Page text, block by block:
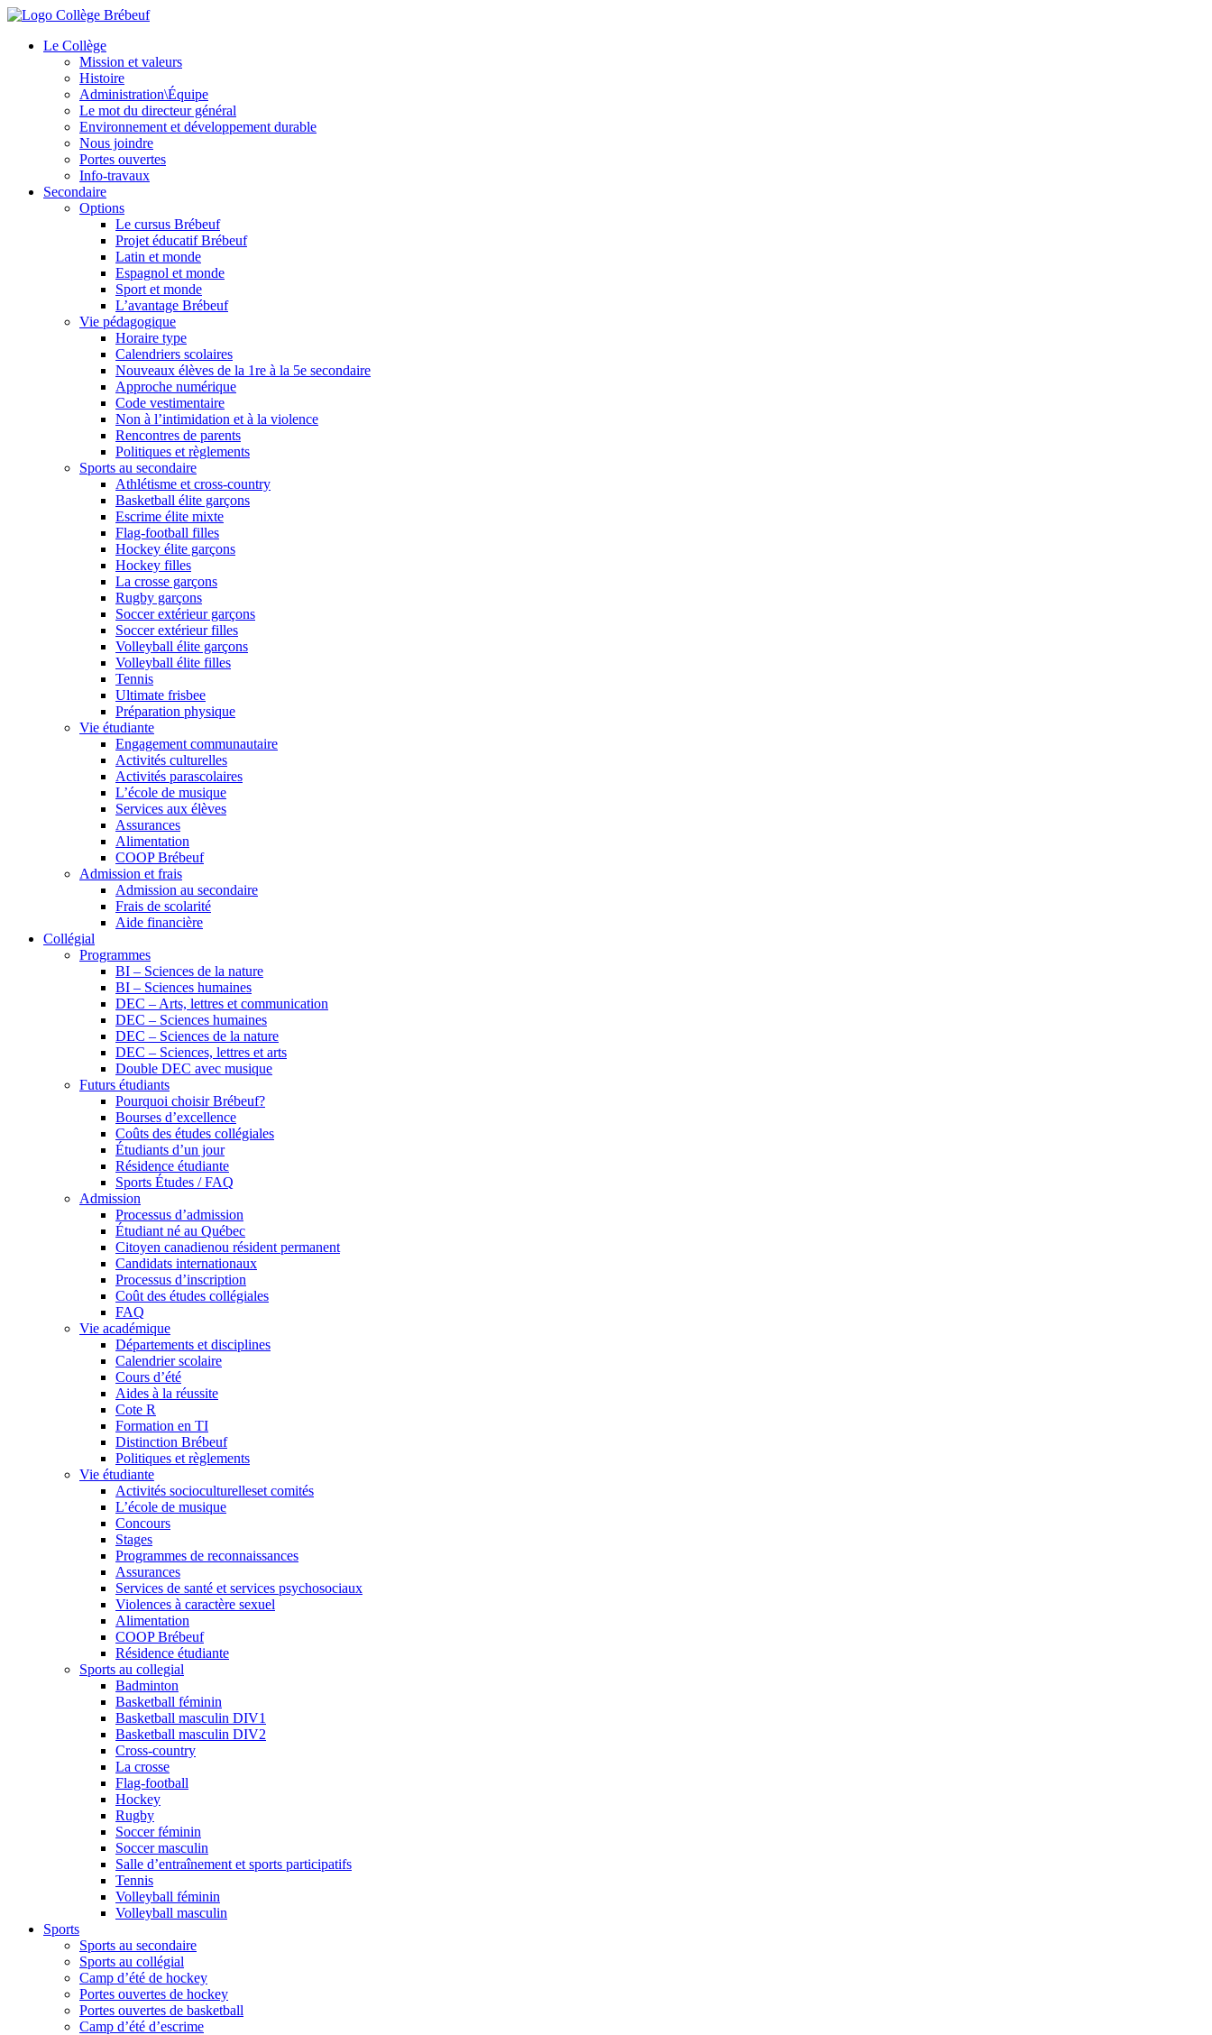
Le Collège
Mission et valeurs
Histoire
Administration\Équipe
Le mot du directeur général
Environnement et développement durable
Nous joindre
Portes ouvertes
Info-travaux
Secondaire
Options
Le cursus Brébeuf
Projet éducatif Brébeuf
Latin et monde
Espagnol et monde
Sport et monde
L’avantage Brébeuf
Vie pédagogique
Horaire type
Calendriers scolaires
Nouveaux élèves de la 1re à la 5e secondaire
Approche numérique
Code vestimentaire
Non à l’intimidation et à la violence
Rencontres de parents
Politiques et règlements
Sports au secondaire
Athlétisme et cross-country
Basketball élite garçons
Escrime élite mixte
Flag-football filles
Hockey élite garçons
Hockey filles
La crosse garçons
Rugby garçons
Soccer extérieur garçons
Soccer extérieur filles
Volleyball élite garçons
Volleyball élite filles
Tennis
Ultimate frisbee
Préparation physique
Vie étudiante
Engagement communautaire
Activités culturelles
Activités parascolaires
L’école de musique
Services aux élèves
Assurances
Alimentation
COOP Brébeuf
Admission et frais
Admission au secondaire
Frais de scolarité
Aide financière
Collégial
Programmes
BI – Sciences de la nature
BI – Sciences humaines
DEC – Arts, lettres et communication
DEC – Sciences humaines
DEC – Sciences de la nature
DEC – Sciences, lettres et arts
Double DEC avec musique
Futurs étudiants
Pourquoi choisir Brébeuf?
Bourses d’excellence
Coûts des études collégiales
Étudiants d’un jour
Résidence étudiante
Sports Études / FAQ
Admission
Processus d’admission
Étudiant né au Québec
Citoyen canadienou résident permanent
Candidats internationaux
Processus d’inscription
Coût des études collégiales
FAQ
Vie académique
Départements et disciplines
Calendrier scolaire
Cours d’été
Aides à la réussite
Cote R
Formation en TI
Distinction Brébeuf
Politiques et règlements
Vie étudiante
Activités socioculturelleset comités
L’école de musique
Concours
Stages
Programmes de reconnaissances
Assurances
Services de santé et services psychosociaux
Violences à caractère sexuel
Alimentation
COOP Brébeuf
Résidence étudiante
Sports au collegial
Badminton
Basketball féminin
Basketball masculin DIV1
Basketball masculin DIV2
Cross-country
La crosse
Flag-football
Hockey
Rugby
Soccer féminin
Soccer masculin
Salle d’entraînement et sports participatifs
Tennis
Volleyball féminin
Volleyball masculin
Sports
Sports au secondaire
Sports au collégial
Camp d’été de hockey
Portes ouvertes de hockey
Portes ouvertes de basketball
Camp d’été d’escrime